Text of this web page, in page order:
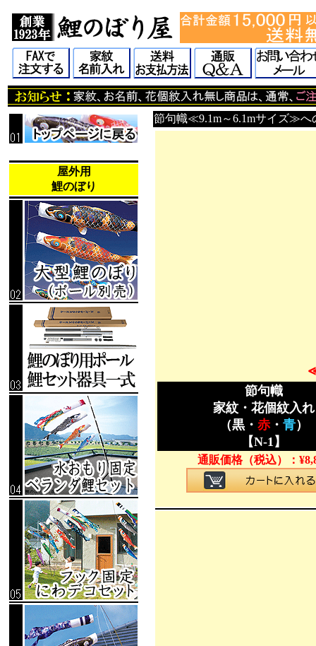
屋外用
鯉のぼり
節句幟≪9.1m～6.1mサイズ≫へ
節句幟
家紋・花個紋入れ
（黒・ 赤・ 青）
【N-1】
通販価格（税込）： ¥